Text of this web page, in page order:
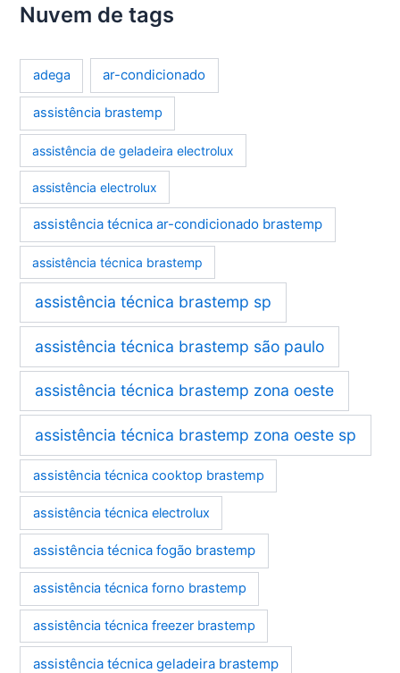
Nuvem de tags
adega ar-condicionado
assistência brastemp
assistência de geladeira electrolux
assistência electrolux
assistência técnica ar-condicionado brastemp
assistência técnica brastemp
assistência técnica brastemp sp
assistência técnica brastemp são paulo
assistência técnica brastemp zona oeste
assistência técnica brastemp zona oeste sp
assistência técnica cooktop brastemp
assistência técnica electrolux
assistência técnica fogão brastemp
assistência técnica forno brastemp
assistência técnica freezer brastemp
assistência técnica geladeira brastemp